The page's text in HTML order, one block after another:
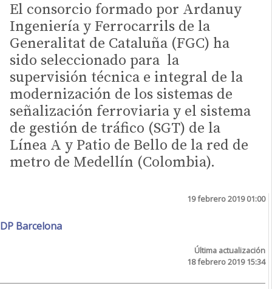
El consorcio formado por Ardanuy
Ingeniería y Ferrocarrils de la
Generalitat de Cataluña (FGC) ha
sido seleccionado para la
supervisión técnica e integral de la
modernización de los sistemas de
señalización ferroviaria y el sistema
de gestión de tráfico (SGT) de la
Línea A y Patio de Bello de la red de
metro de Medellín (Colombia).
19 febrero 2019 01:00
DP Barcelona
Última actualización
18 febrero 2019 15:34